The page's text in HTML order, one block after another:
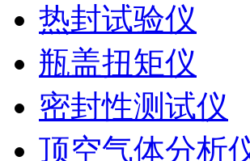
热封试验仪
瓶盖扭矩仪
密封性测试仪
顶空气体分析